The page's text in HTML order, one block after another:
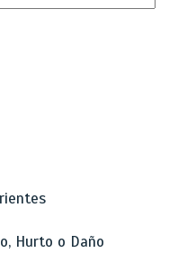
Hurto o Daño